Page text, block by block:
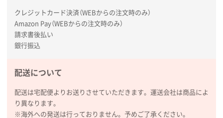
ラミネート紙袋 規格L1サイズ(A4対応)
2026年02月26日 15:33
見積りの仕方が明確だったから
【オーダー商品】特別ご注文ページ04
柔軟かつスピーディーに対応してくれたため
クレジットカード決済（WEBからの注文時のみ）
Amazon Pay（WEBからの注文時のみ）
請求書後払い
銀行振込
配送について
配送は宅配便よりお送りさせていただきます。運送会社は商品によ
り異なります。
※海外への発送は行っておりません。予めご了承ください。